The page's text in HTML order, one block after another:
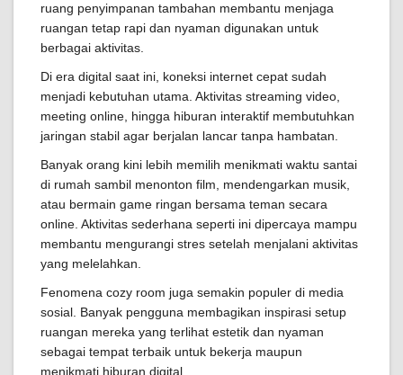
ruang penyimpanan tambahan membantu menjaga
ruangan tetap rapi dan nyaman digunakan untuk
berbagai aktivitas.
Di era digital saat ini, koneksi internet cepat sudah
menjadi kebutuhan utama. Aktivitas streaming video,
meeting online, hingga hiburan interaktif membutuhkan
jaringan stabil agar berjalan lancar tanpa hambatan.
Banyak orang kini lebih memilih menikmati waktu santai
di rumah sambil menonton film, mendengarkan musik,
atau bermain game ringan bersama teman secara
online. Aktivitas sederhana seperti ini dipercaya mampu
membantu mengurangi stres setelah menjalani aktivitas
yang melelahkan.
Fenomena cozy room juga semakin populer di media
sosial. Banyak pengguna membagikan inspirasi setup
ruangan mereka yang terlihat estetik dan nyaman
sebagai tempat terbaik untuk bekerja maupun
menikmati hiburan digital.